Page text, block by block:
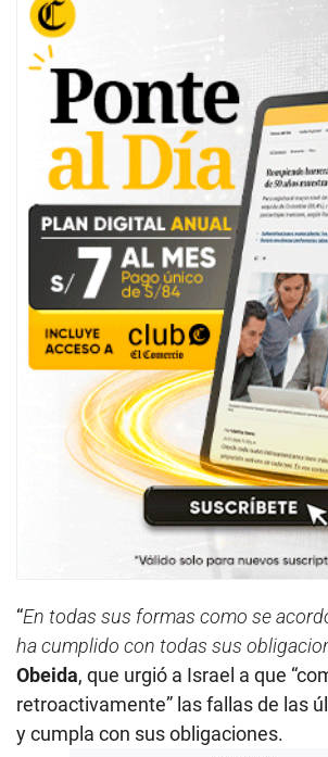
“En todas sus formas como se
ha cumplido con todas sus
Obeida, que urgió a Israel a que
retroactivamente” las fallas de las
y cumpla con sus obligaciones.